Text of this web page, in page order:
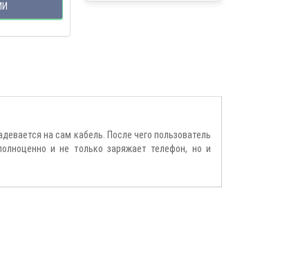
на сам кабель. После чего пользователь
и не только заряжает телефон, но и